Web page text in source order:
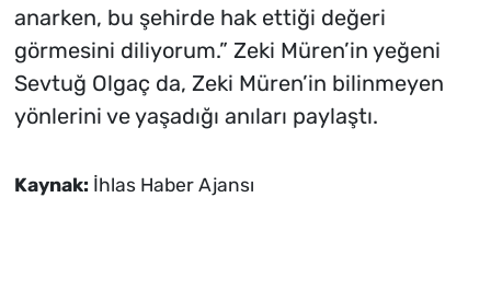
anarken, bu şehirde hak ettiği değeri
görmesini diliyorum.” Zeki Müren’in yeğeni
Sevtuğ Olgaç da, Zeki Müren’in bilinmeyen
yönlerini ve yaşadığı anıları paylaştı.
Kaynak: İhlas Haber Ajansı